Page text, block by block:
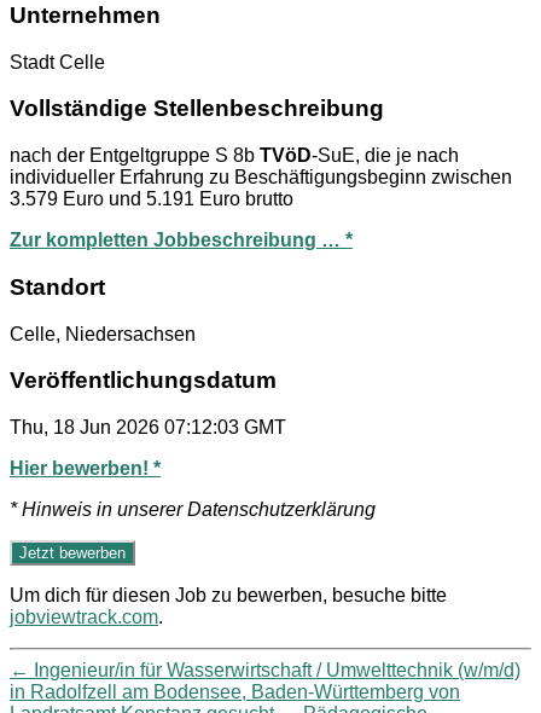
Unternehmen
Stadt Celle
Vollständige Stellenbeschreibung
nach der Entgeltgruppe S 8b TVöD-SuE, die je nach
individueller Erfahrung zu Beschäftigungsbeginn zwischen
3.579 Euro und 5.191 Euro brutto
Zur kompletten Jobbeschreibung … *
Standort
Celle, Niedersachsen
Veröffentlichungsdatum
Thu, 18 Jun 2026 07:12:03 GMT
Hier bewerben! *
* Hinweis in unserer Datenschutzerklärung
Um dich für diesen Job zu bewerben, besuche bitte
jobviewtrack.com.
←
Ingenieur/in für Wasserwirtschaft / Umwelttechnik (w/m/d)
in Radolfzell am Bodensee, Baden-Württemberg von